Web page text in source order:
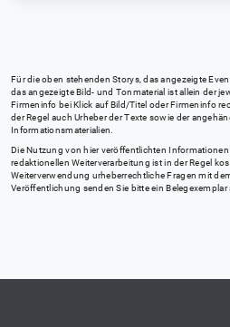
Für die oben stehenden Storys, das angezeigte
das angezeigte Bild- und Tonmaterial ist allein der
Firmeninfo bei Klick auf Bild/Titel oder Firmeninfo
der Regel auch Urheber der Texte sowie der
Informationsmaterialien.
Die Nutzung von hier veröffentlichten
redaktionellen Weiterverarbeitung ist in der Regel
Weiterverwendung urheberrechtliche Fragen mit
Veröffentlichung senden Sie bitte ein Belegexemplar